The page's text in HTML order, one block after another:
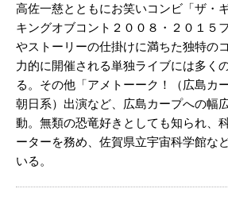
高佐一慈とともにお笑いコンビ「ザ・
キングオブコント２００８・２０１５
やストーリーの仕掛けに満ちた独特の
力的に開催される単独ライブには多く
る。その他「アメトーーク！（広島カ
朝日系）出演など、広島カープへの幅
動。無類の恐竜好きとしても知られ、
ーターを務め、佐賀県立宇宙科学館な
いる。